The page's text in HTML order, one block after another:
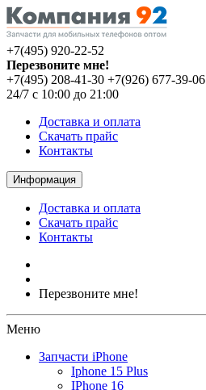
+7(495) 920-22-52
Перезвоните мне!
+7(495) 208-41-30 +7(926) 677-39-06
24/7 с 10:00 до 21:00
Доставка и оплата
Скачать прайс
Контакты
Информация
Доставка и оплата
Скачать прайс
Контакты
Перезвоните мне!
Меню
Запчасти iPhone
Iphone 15 Plus
IPhone 16